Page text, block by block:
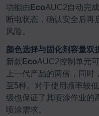
功能由 EcoAUC2自动完
断电状态，确认安全后再
风险。
颜色选择与固化剂容量双
新款 EcoAUC2控制单元
上一代产品的两倍，同
至5种。对于使用频率较
级也保证了其喷涂作业的
喷涂需求。